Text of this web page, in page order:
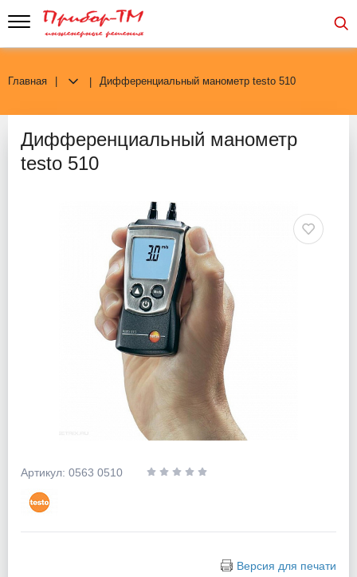
Главная Дифференциальный манометр testo 510
Дифференциальный манометр
testo 510
Артикул: 0563 0510
Версия для печати